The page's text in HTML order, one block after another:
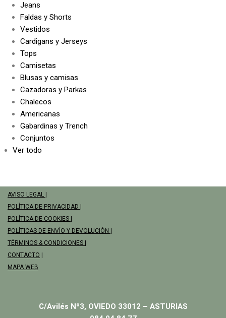
Jeans
Faldas y Shorts
Vestidos
Cardigans y Jerseys
Tops
Camisetas
Blusas y camisas
Cazadoras y Parkas
Chalecos
Americanas
Gabardinas y Trench
Conjuntos
Ver todo
AVISO LEGAL
POLÍTICA DE PRIVACIDAD
POLÍTICA DE COOKIES
POLÍTICAS DE ENVÍO Y DEVOLUCIÓN
TÉRMINOS & CONDICIONES
CONTACTO
MAPA WEB
C/Avilés Nº3, OVIEDO 33012 – ASTURIAS